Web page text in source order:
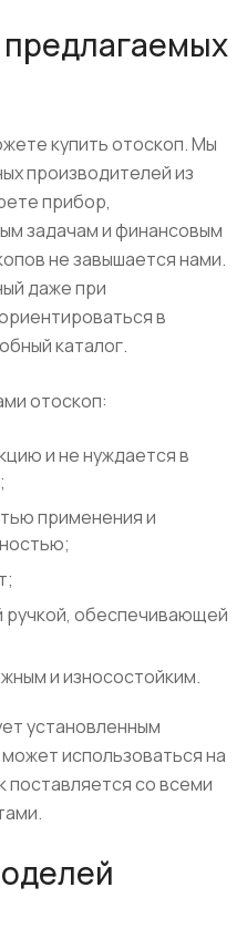
купить отоскоп. Мы
производителей из
прибор,
задачам и финансовым
не завышается нами.
даже при
в
каталог.
отоскоп:
и не нуждается в
применения и
ручкой, обеспечивающей
и износостойким.
установленным
использоваться на
поставляется со всеми